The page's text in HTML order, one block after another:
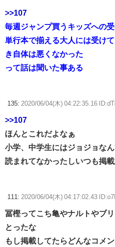
>>107
毎週ジャンプ買うキッズへの
単行本で揃える大人には受け
き自体は悪くなかった
って話は聞いた事ある
135: 2020/06/04(木) 04:22:35.16
>>107
ほんとこれだよなぁ
小学、中学生にはジョジョな
読まれてなかったしいつも掲
111: 2020/06/04(木) 04:17:02.43
冨樫ってこち亀やナルトやブ
とったな
もし掲載してたらどんなコメ